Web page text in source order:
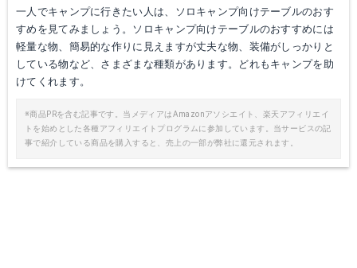
一人でキャンプに行きたい人は、ソロキャンプ向けテーブルのおす
すめを見てみましょう。ソロキャンプ向けテーブルのおすすめには
軽量な物、簡易的な作りに見えますが丈夫な物、装備がしっかりと
している物など、さまざまな種類があります。どれもキャンプを助
けてくれます。
※商品PRを含む記事です。当メディアはAmazonアソシエイト、楽天アフィリエイ
トを始めとした各種アフィリエイトプログラムに参加しています。当サービスの記
事で紹介している商品を購入すると、売上の一部が弊社に還元されます。
TF-WLSW-FD600
Amazonで詳細を見る
楽天で詳細を見る
Amazonで詳細を見る
楽天で詳細を見る